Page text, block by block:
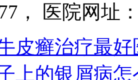
， 医院网址
皮癣治疗最
上的银屑病